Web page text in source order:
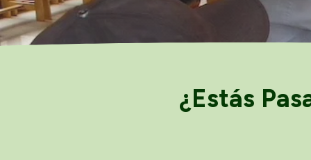
¿Estás